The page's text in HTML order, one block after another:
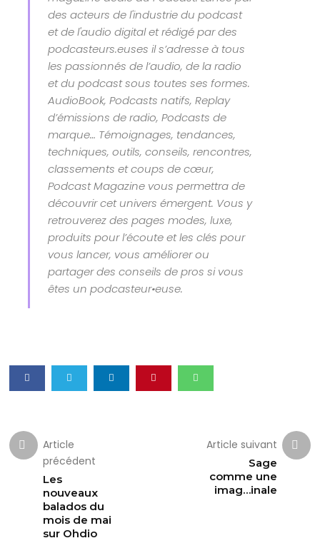
des acteurs de l'industrie du podcast
et de l'audio digital et rédigé par des
podcasteurs.euses il s’adresse à tous
les passionnés de l’audio, de la radio
et du podcast sous toutes ses formes.
AudioBook, Podcasts natifs, Replay
d’émissions de radio, Podcasts de
marque… Témoignages, tendances,
techniques, outils, conseils, rencontres,
classements et coups de cœur,
Podcast Magazine vous permettra de
découvrir cet univers émergent. Vous y
retrouverez des pages modes, luxe,
produits pour l’écoute et les clés pour
vous lancer, vous améliorer ou
partager des conseils de pros si vous
êtes un podcasteur•euse.
Article
précédent
Les
nouveaux
balados du
mois de mai
sur Ohdio
Article suivant
Sage
comme une
imag…inale